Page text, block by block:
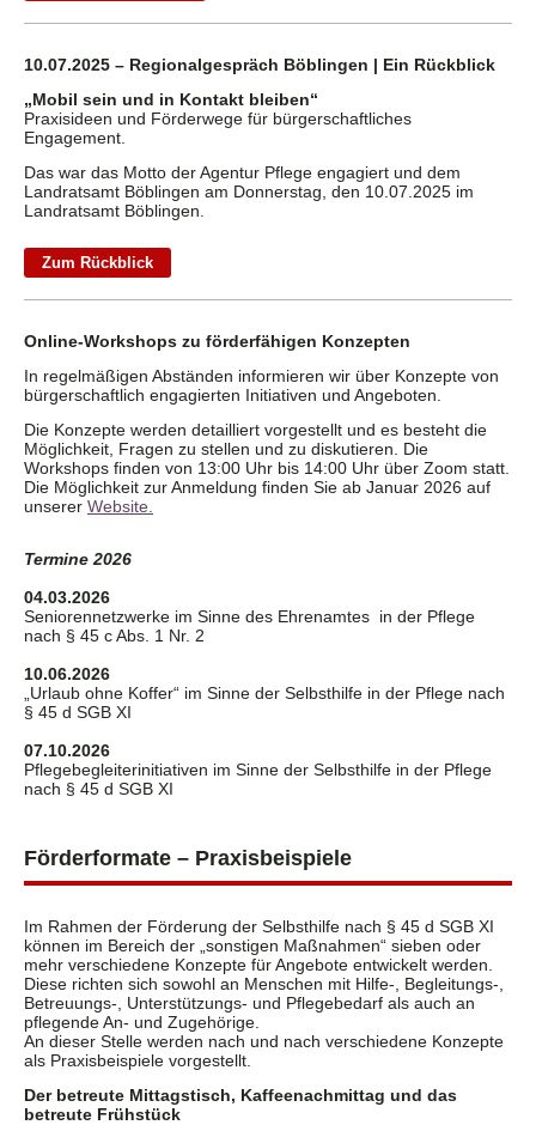
10.07.2025 – Regionalgespräch Böblingen | Ein Rückblick
„Mobil sein und in Kontakt bleiben“
Praxisideen und Förderwege für bürgerschaftliches
Engagement.
Das war das Motto der Agentur Pflege engagiert und dem
Landratsamt Böblingen am Donnerstag, den 10.07.2025 im
Landratsamt Böblingen.
Zum Rückblick
Online-Workshops zu förderfähigen Konzepten
In regelmäßigen Abständen informieren wir über Konzepte von
bürgerschaftlich engagierten Initiativen und Angeboten.
Die Konzepte werden detailliert vorgestellt und es besteht die
Möglichkeit, Fragen zu stellen und zu diskutieren. Die
Workshops finden von 13:00 Uhr bis 14:00 Uhr über Zoom statt.
Die Möglichkeit zur Anmeldung finden Sie ab Januar 2026 auf
unserer Website.
Termine 2026
04.03.2026
Seniorennetzwerke im Sinne des Ehrenamtes in der Pflege
nach § 45 c Abs. 1 Nr. 2
10.06.2026
„Urlaub ohne Koffer“ im Sinne der Selbsthilfe in der Pflege nach
§ 45 d SGB XI
07.10.2026
Pflegebegleiterinitiativen im Sinne der Selbsthilfe in der Pflege
nach § 45 d SGB XI
Förderformate – Praxisbeispiele
Im Rahmen der Förderung der Selbsthilfe nach § 45 d SGB XI
können im Bereich der „sonstigen Maßnahmen“ sieben oder
mehr verschiedene Konzepte für Angebote entwickelt werden.
Diese richten sich sowohl an Menschen mit Hilfe-, Begleitungs-,
Betreuungs-, Unterstützungs- und Pflegebedarf als auch an
pflegende An- und Zugehörige.
An dieser Stelle werden nach und nach verschiedene Konzepte
als Praxisbeispiele vorgestellt.
Der betreute Mittagstisch, Kaffeenachmittag und das
betreute Frühstück